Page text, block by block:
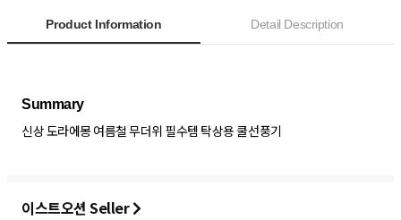
Product Information Detail Description
Summary
신상 도라에몽 여름철 무더위 필수템 탁상용 쿨선풍기
이스트오션 Seller